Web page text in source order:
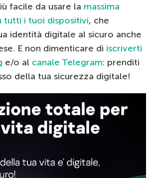
facile da usare la massima
tutti i tuoi dispositivi, che
identità digitale al sicuro anche
E non dimenticare di iscriverti
e/o al canale Telegram: prenditi
della tua sicurezza digitale!